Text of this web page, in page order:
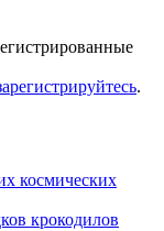
.
космических
крокодилов